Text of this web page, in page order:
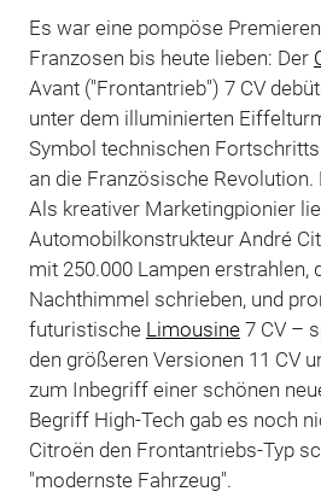
Es war eine pompöse
Franzosen bis heute lieben: Der
Avant ("Frontantrieb") 7 CV
unter dem illuminierten
Symbol technischen
an die Französische Revolution.
Als kreativer Marketingpionier
Automobilkonstrukteur André
mit 250.000 Lampen erstrahlen,
Nachthimmel schrieben, und
futuristische Limousine7 CV –
den größeren Versionen 11 CV
zum Inbegriff einer schönen
Begriff High-Tech gab es noch
Citroën den Frontantriebs-Typ
"modernste Fahrzeug".